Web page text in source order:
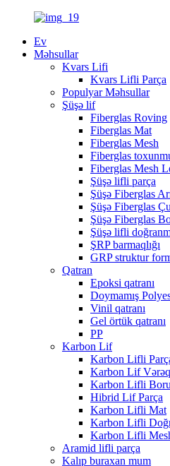
Ev
Məhsullar
Kvars Lifi
Kvars Lifli Parça
Populyar Məhsullar
Şüşə lif
Fiberglas Roving
Fiberglas Mat
Fiberglas Mesh
Fiberglas
Fiberglas Mesh
Şüşə lifli parça
Şüşə Fiberglas
Şüşə Fiberglas
Şüşə Fiberglas
Şüşə lifli
ŞRP barmaqlığı
GRP struktur
Qatran
Epoksi qatranı
Doymamış
Vinil qatranı
Gel örtük qatranı
PP
Karbon Lif
Karbon Lifli
Karbon Lif
Karbon Lifli Boru
Hibrid Lif Parça
Karbon Lifli Mat
Karbon Lifli
Karbon Lifli
Aramid lifli parça
Kalıp buraxan mum